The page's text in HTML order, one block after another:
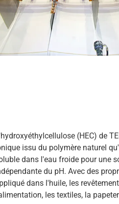
(HEC) de
issu du polymère naturel
dans l'eau froide pour une
du pH. Avec des
dans l'huile, les
les textiles, la